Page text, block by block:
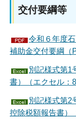
交付要綱等
令和６年度
補助金交付要綱（
別記様式第1
書）（エクセル：
別記様式第2
控除税額報告書）